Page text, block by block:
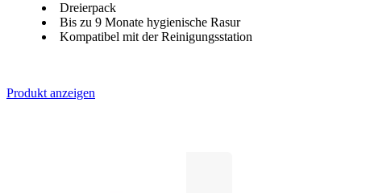
Dreierpack
Bis zu 9 Monate hygienische Rasur
Kompatibel mit der Reinigungsstation
Produkt anzeigen